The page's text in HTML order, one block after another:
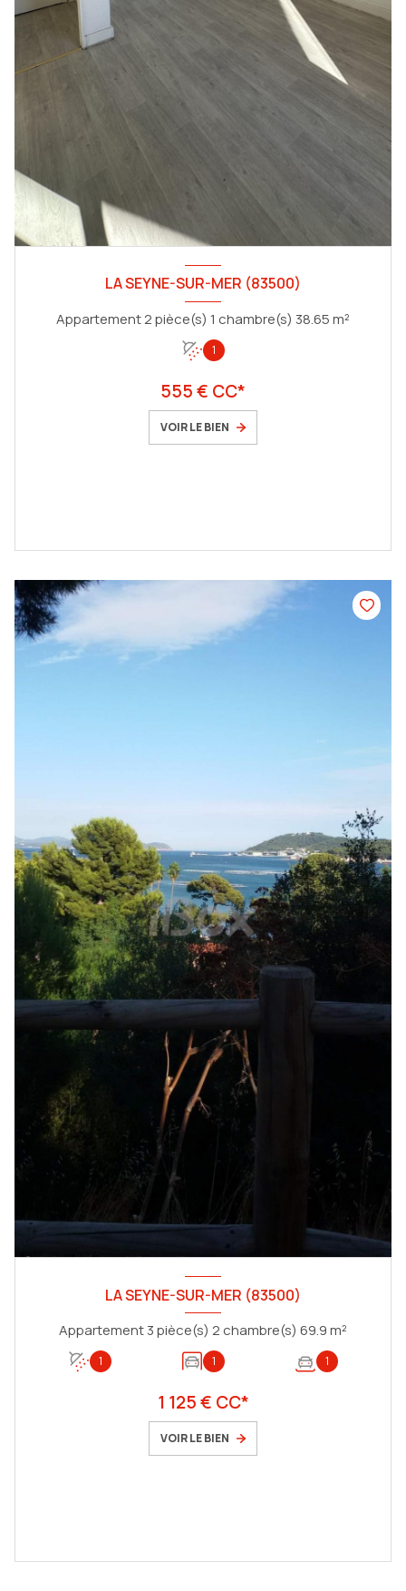
LA SEYNE-SUR-MER (83500)
Appartement 2 pièce(s) 1 chambre(s) 38.65 m²
1
555 € CC*
VOIR LE BIEN
LA SEYNE-SUR-MER (83500)
Appartement 3 pièce(s) 2 chambre(s) 69.9 m²
1 1 1
1 125 € CC*
VOIR LE BIEN